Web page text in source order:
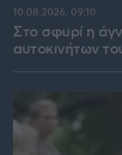
Στο σφυρί η
αυτοκινήτων
10.08.2026, 09:10